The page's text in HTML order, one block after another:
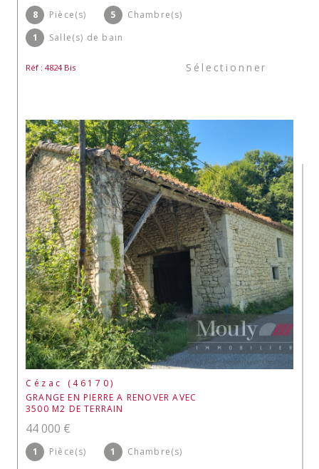
8 Pièce(s) 5
Chambre(s)
1
Salle(s) de bain
Réf : 4824 Bis Sélectionner
Cézac (46170)
GRANGE EN PIERRE A RENOVER AVEC
3500 M2 DE TERRAIN
44 000 €
1 Pièce(s) 1 Chambre(s)